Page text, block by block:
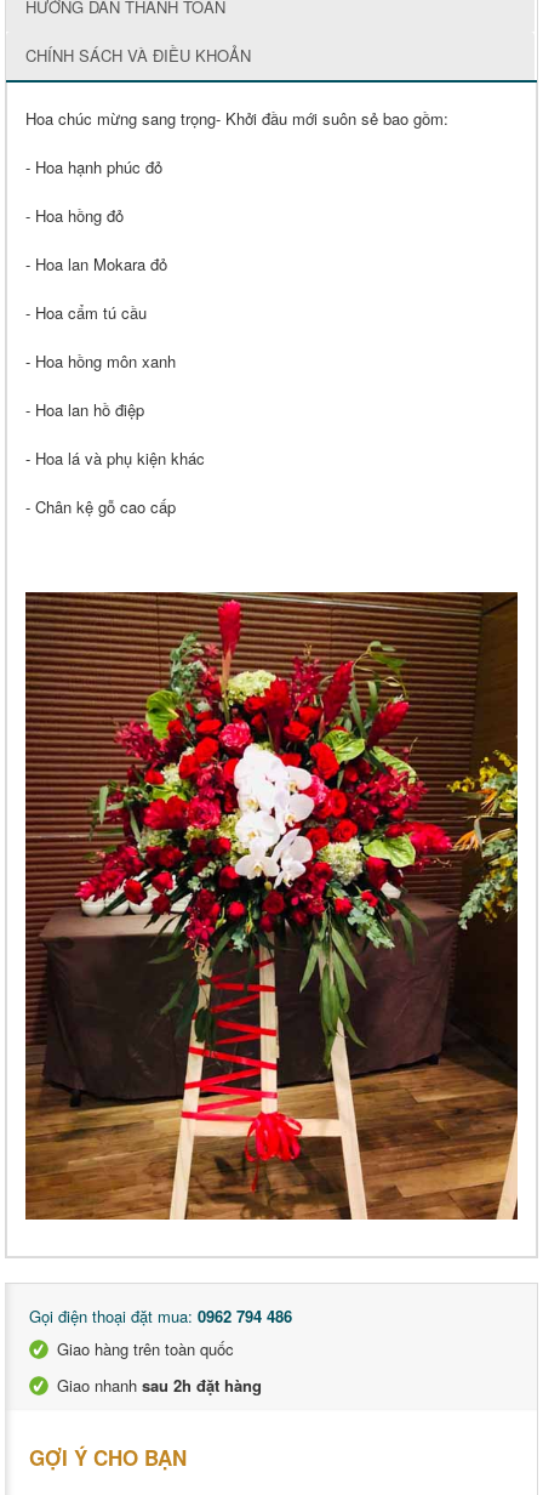
HƯỚNG DẪN THANH TOÁN
CHÍNH SÁCH VÀ ĐIỀU KHOẢN
Hoa chúc mừng sang trọng- Khởi đầu mới suôn sẻ bao gồm:
- Hoa hạnh phúc đỏ
- Hoa hồng đỏ
- Hoa lan Mokara đỏ
- Hoa cẩm tú cầu
- Hoa hồng môn xanh
- Hoa lan hồ điệp
- Hoa lá và phụ kiện khác
- Chân kệ gỗ cao cấp
Gọi điện thoại đặt mua: 0962 794 486
Giao hàng trên toàn quốc
Giao nhanh sau 2h đặt hàng
GỢI Ý CHO BẠN